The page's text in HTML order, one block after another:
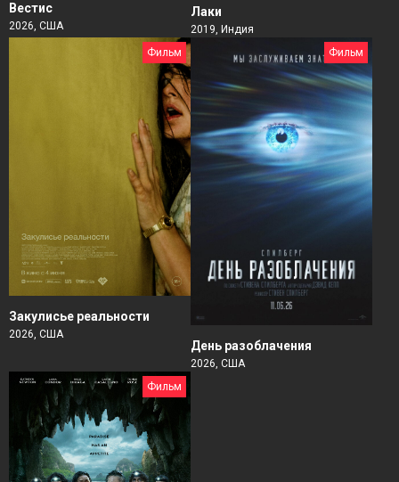
Вестис
2026, США
Лаки
2019, Индия
Фильм
Закулисье реальности
2026, США
Фильм
День разоблачения
2026, США
Фильм